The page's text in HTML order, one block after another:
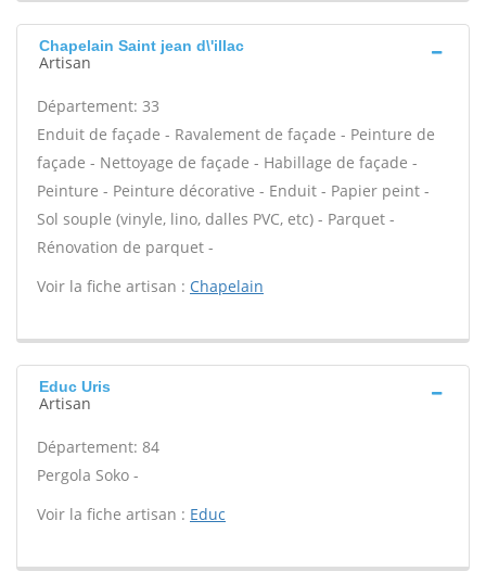
Chapelain Saint jean d\'illac
Artisan
Département: 33
Enduit de façade - Ravalement de façade - Peinture de
façade - Nettoyage de façade - Habillage de façade -
Peinture - Peinture décorative - Enduit - Papier peint -
Sol souple (vinyle, lino, dalles PVC, etc) - Parquet -
Rénovation de parquet -
Voir la fiche artisan : Chapelain
Educ Uris
Artisan
Département: 84
Pergola Soko -
Voir la fiche artisan : Educ